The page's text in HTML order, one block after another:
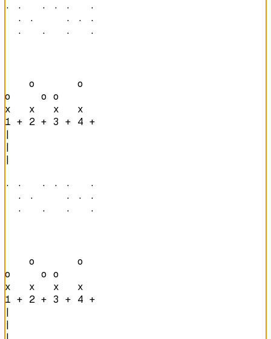
· ·   · · ·   ·
  · ·     · · ·
  ·   ·   ·   ·
    o       o
o     o o
x   x   x   x
1 + 2 + 3 + 4 +
|
|
|
· ·   · · ·   ·
  · ·     · · ·
  ·   ·   ·   ·
    o       o
o     o o
x   x   x   x
1 + 2 + 3 + 4 +
|
|